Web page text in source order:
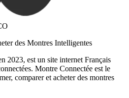
des Montres Intelligentes
2023, est un site internet Français
Montre Connectée est le
comparer et acheter des montres